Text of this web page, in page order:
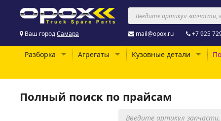
Ваш городСамара mail@opox.ru +7 925
Разборка Агрегаты Кузовные детали
Полный поиск по прайсам